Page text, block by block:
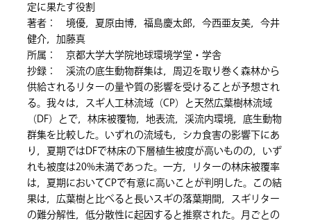
定に果たす役割
著者： 境優，夏原由博，福島慶太郎，今西亜友美，今井
健介，加藤真
所属： 京都大学大学院地球環境学堂・学舎
抄録： 渓流の底生動物群集は，周辺を取り巻く森林から
供給されるリターの量や質の影響を受けることが予想され
る。我々は，スギ人工林流域（CP）と天然広葉樹林流域
（DF）とで，林床被覆物，地表流，渓流内環境，底生動物
群集を比較した。いずれの流域も，シカ食害の影響下にあ
り，夏期ではDFで林床の下層植生被度が高いものの，いず
れも被度は20%未満であった。一方，リターの林床被覆率
は，夏期においてCPで有意に高いことが判明した。この結
果は，広葉樹と比べると長いスギの落葉期間，スギリター
の難分解性，低分散性に起因すると推察された。月ごとの